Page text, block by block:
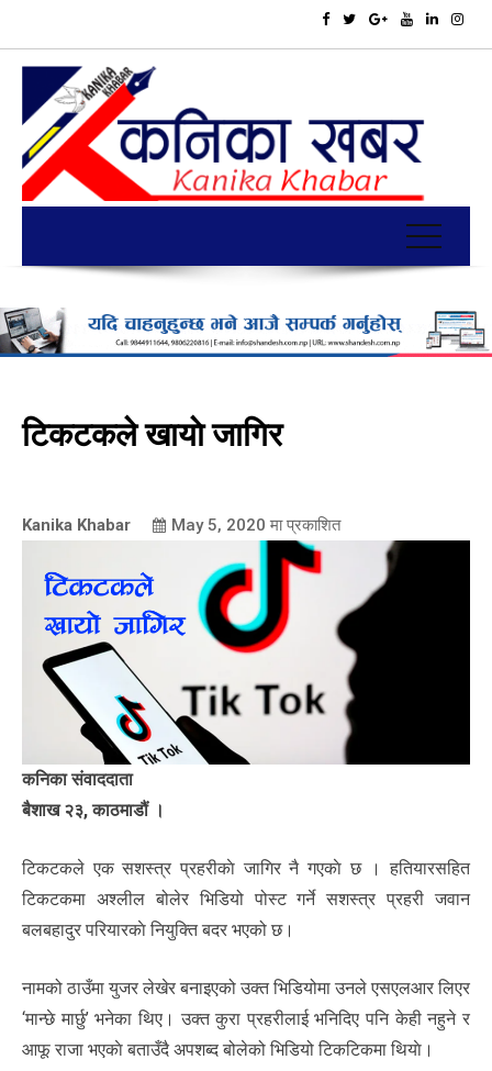
टिकटकले खायाे जागिर
Kanika Khabar May 5, 2020 मा प्रकाशित
कनिका संवाददाता
बैशाख २३, काठमाडौं ।
टिकटकले एक सशस्त्र प्रहरीकाे जागिर नै गएकाे छ । हतियारसहित
टिकटकमा अश्लील बोलेर भिडियो पोस्ट गर्ने सशस्त्र प्रहरी जवान
बलबहादुर परियारकाे नियुक्ति बदर भएको छ।
नामको ठाउँमा युजर लेखेर बनाइएको उक्त भिडियोमा उनले एसएलआर लिएर
‘मान्छे मार्छु’ भनेका थिए। उक्त कुरा प्रहरीलाई भनिदिए पनि केही नहुने र
आफू राजा भएकाे बताउँदै अपशब्द बोलेको भिडियो टिकटिकमा थियाे।